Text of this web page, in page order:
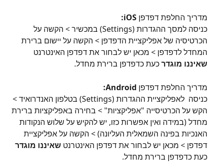
מדריך החלפת דפדפן iOS:
כניסה למסך ההגדרות (Settings) במכשיר > הקשה על
הכרטיסיה של אפליקציית הדפדפן > הקשה על יישום ברירת
המחדל לדפדפן > מכאן יש לבחור את דפדפן האינטרנט
שאיננו מוגדר כעת כדפדפן ברירת מחדל.
מדריך החלפת דפדפן Android:
כניסה  לאפליקציית ההגדרות (Settings) בטלפון האנדרואיד >
הקש על הכרטיסייה "אפליקציות" > בחירה באפליקציות ברירת
מחדל (במידה ואין אפשרות כזו, יש להקיש על שלוש הנקודות
האנכיות בפינה השמאלית העליונה) > הקשה על אפליקציית
דפדפן > מכאן יש לבחור את דפדפן האינטרנט שאיננו מוגדר
כעת כדפדפן ברירת מחדל.